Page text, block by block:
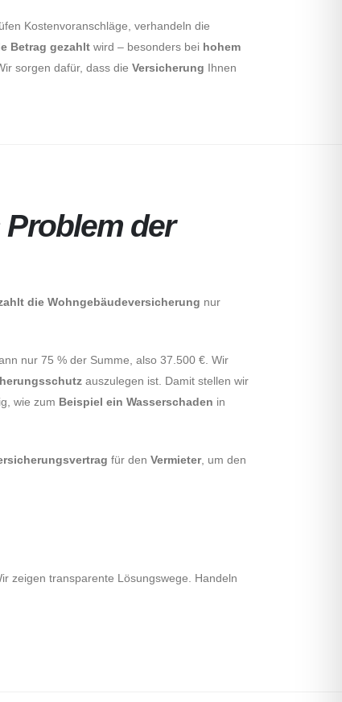
Kostenvoranschläge, verhandeln die
Betrag gezahlt wird – besonders bei hohem
sorgen dafür, dass die Versicherung Ihnen
der
die Wohngebäudeversicherung nur
nur 75 % der Summe, also 37.500 €. Wir
auszulegen ist. Damit stellen wir
wie zum Beispiel ein Wasserschaden in
für den Vermieter, um den
zeigen transparente Lösungswege. Handeln